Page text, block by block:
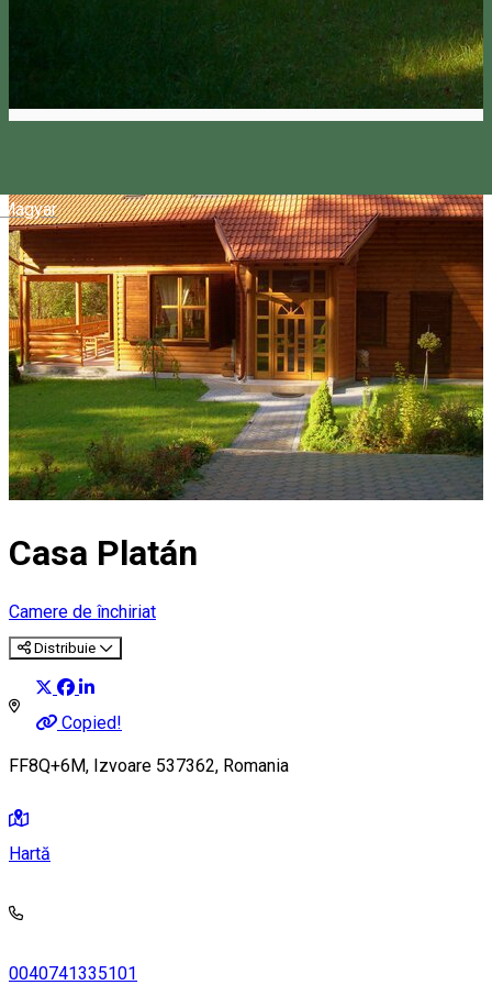
Magyar
Casa Platán
Camere de închiriat
Distribuie
Copied!
FF8Q+6M, Izvoare 537362, Romania
Hartă
0040741335101